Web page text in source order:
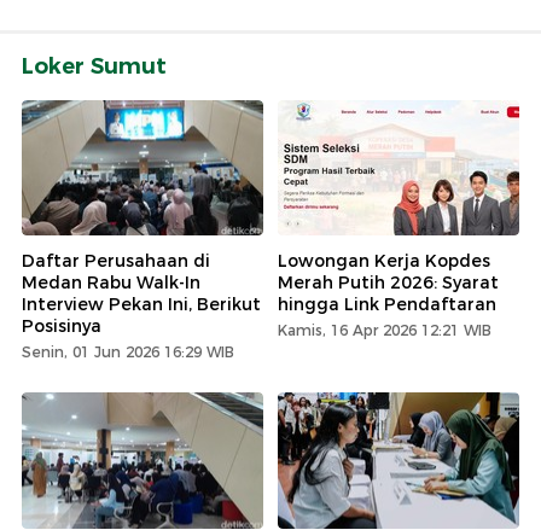
Loker Sumut
Daftar Perusahaan di
Medan Rabu Walk-In
Interview Pekan Ini, Berikut
Posisinya
Senin, 01 Jun 2026 16:29 WIB
Lowongan Kerja Kopdes
Merah Putih 2026: Syarat
hingga Link Pendaftaran
Kamis, 16 Apr 2026 12:21 WIB